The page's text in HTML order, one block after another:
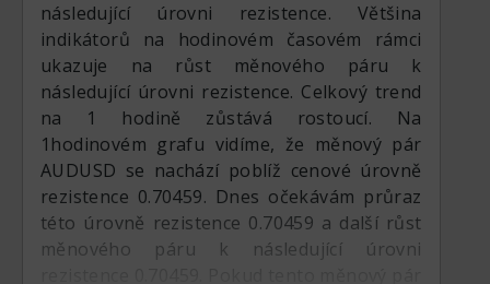
následující úrovni rezistence. Většina
indikátorů na hodinovém časovém rámci
ukazuje na růst měnového páru k
následující úrovni rezistence. Celkový trend
na 1 hodině zůstává rostoucí. Na
1hodinovém grafu vidíme, že měnový pár
AUDUSD se nachází poblíž cenové úrovně
rezistence 0.70459. Dnes očekávám průraz
této úrovně rezistence 0.70459 a další růst
měnového páru k následující úrovni